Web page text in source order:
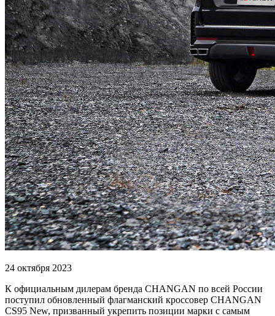
24 октября 2023
К официальным дилерам бренда CHANGAN по всей России
поступил обновленный флагманский кроссовер CHANGAN
CS95 New, призванный укрепить позиции марки с самым